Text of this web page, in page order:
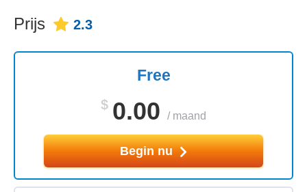
Prijs 2.3
Free
$ 0.00 / maand
Begin nu